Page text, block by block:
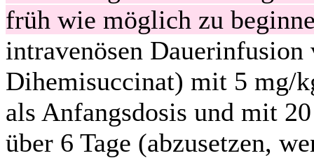
früh wie möglich zu
intravenösen
Dihemisuccinat) mit 5 mg/
als Anfangsdosis und mit
über 6 Tage (abzusetzen,